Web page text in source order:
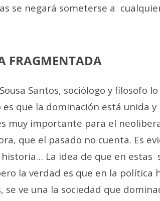
se negará someterse a
FRAGMENTADA
Santos, sociólogo y filosofo
que la dominación está unida y
muy importante para el
que el pasado no cuenta. Es
La idea de que en estas
la verdad es que en la política
se ve una la sociedad que